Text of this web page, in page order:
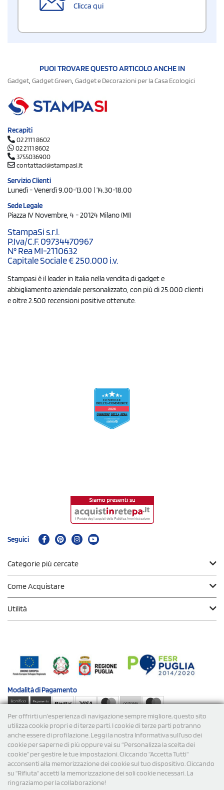
Per offrirti un'esperienza di navigazione sempre migliore, questo sito
utilizza cookie propri e di terze parti. I cookie di terze parti potranno
anche essere di profilazione. Leggi la nostra Informativa sull’uso dei
cookie per saperne di più oppure vai su “Personalizza la scelta dei
cookie” per gestire le tue impostazioni. Cliccando "Accetta Tutti"
acconsenti alla memorizzazione dei cookie sul tuo dispositivo. Cliccando
su "Rifiuta" accetti la memorizzazione dei soli cookie necessari. La
ringraziamo per la collaborazione!
Clicca qui
PUOI TROVARE QUESTO ARTICOLO ANCHE IN
Gadget, Gadget Green, Gadget e Decorazioni per la Casa Ecologici
Recapiti
02 2111 8602
02 2111 8602
3755036900
contattaci@stampasi.it
Servizio Clienti
Lunedì - Venerdì 9.00-13.00 | 14.30-18.00
Sede Legale
Piazza IV Novembre, 4 - 20124 Milano (MI)
StampaSi s.r.l.
P.Iva/C.F. 09734470967
N° Rea MI-2110632
Capitale Sociale € 250.000 i.v.
Stampasi è il leader in Italia nella vendita di gadget e
abbigliamento aziendale personalizzato, con più di 25.000 clienti
e oltre 2.500 recensioni positive ottenute.
Seguici
Categorie più cercate
Come Acquistare
Utilità
Modalità diPagamento
Spedizioni